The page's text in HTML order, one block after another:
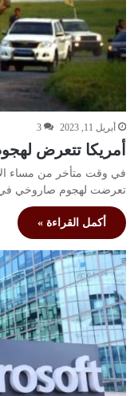
أبريل 11, 2023 3
أمريكا تتعرض
في وقت متأخر من مساء
تعرضت لهجوم صاروخي في
أكمل القراءة »